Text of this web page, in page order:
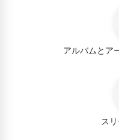
アルバムとア
ス